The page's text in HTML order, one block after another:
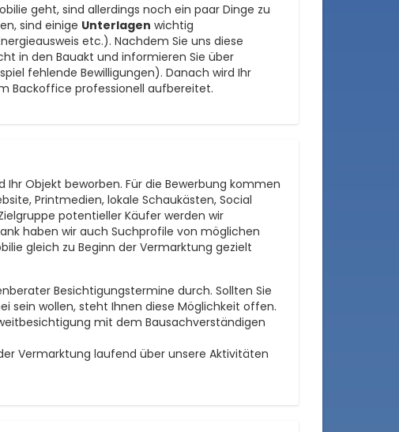
geht, sind allerdings noch ein paar Dinge zu
sind einige Unterlagen wichtig
etc.). Nachdem Sie uns diese
in den Bauakt und informieren Sie über
fehlende Bewilligungen). Danach wird Ihr
Backoffice professionell aufbereitet.
Objekt beworben. Für die Bewerbung kommen
Printmedien, lokale Schaukästen, Social
potentieller Käufer werden wir
haben wir auch Suchprofile von möglichen
gleich zu Beginn der Vermarktung gezielt
Besichtigungstermine durch. Sollten Sie
sein wollen, steht Ihnen diese Möglichkeit offen.
mit dem Bausachverständigen
Vermarktung laufend über unsere Aktivitäten